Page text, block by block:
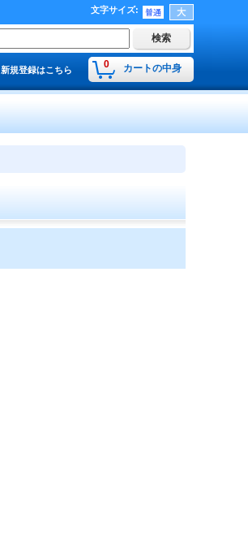
文字サイズ:
0 カートの中身
新規登録はこちら